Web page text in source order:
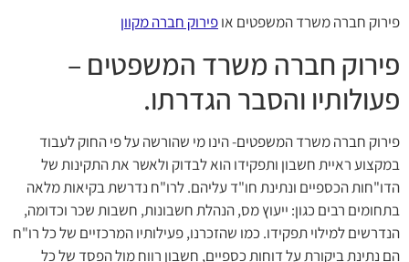
פירוק חברה משרד המשפטים אופירוק חברה מקוון
פירוק חברה משרד המשפטים –
פעולותיו והסבר הגדרתו.
פירוק חברה משרד המשפטים- הינו מי שהורשה על פי החוק לעבוד
במקצוע ראיית חשבון ותפקידו הוא לבדוק ולאשר את התקינות של
הדו"חות הכספיים ונתינת חו"ד עליהם. לרו"ח נדרשת בקיאות מלאה
בתחומים רבים כגון: ייעוץ מס, הנהלת חשבונות, חשבות שכר וכדומה,
הנדרשים למילוי תפקידו. כמו שהזכרנו, פעילותיו המרכזיים של כל רו"ח
הם נתינת ביקורת על דוחות כספיים, חשבון רווח מול הפסד של כל